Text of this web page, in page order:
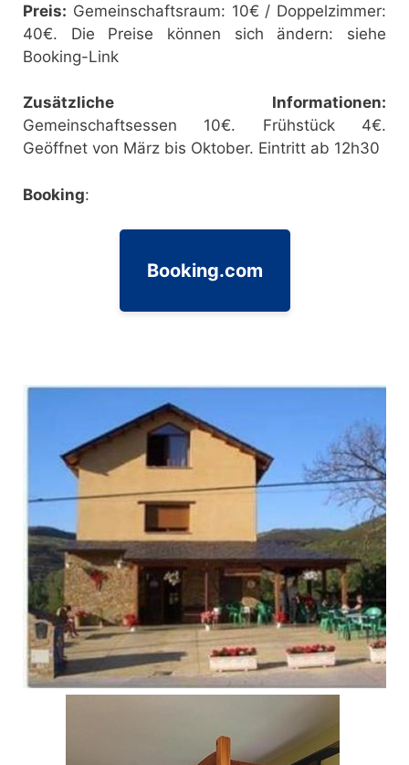
Preis: Gemeinschaftsraum: 10€ / Doppelzimmer:
40€. Die Preise können sich ändern: siehe
Booking-Link
Zusätzliche Informationen:
Gemeinschaftsessen 10€. Frühstück 4€.
Geöffnet von März bis Oktober. Eintritt ab 12h30
Booking:
Booking.com